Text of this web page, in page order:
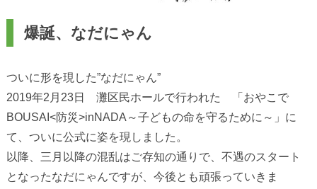
爆誕、なだにゃん
ついに形を現した”なだにゃん”
2019年2月23日 灘区民ホールで行われた 「おやこで
BOUSAI<防災>inNADA～子どもの命を守るために～」に
て、ついに公式に姿を現しました。
以降、三月以降の混乱はご存知の通りで、不遇のスタート
となったなだにゃんですが、今後とも頑張っていきま